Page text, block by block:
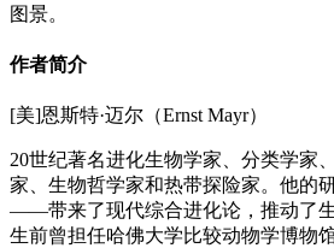
图景。
作者简介
[美]恩斯特·迈尔（Ernst Mayr）
20世纪著名进化生物学家、分类学家
家、生物哲学家和热带探险家。他的
——带来了现代综合进化论，推动了生
生前曾担任哈佛大学比较动物学博物